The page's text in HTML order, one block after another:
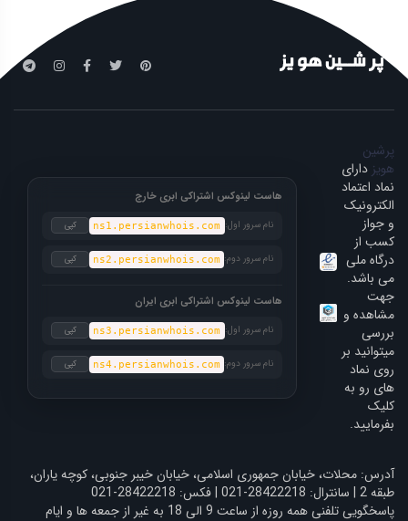
پرشین
هویز دارای
نماد اعتماد
الکترونیک
و جواز
کسب از
درگاه ملی
می باشد.
جهت
مشاهده و
بررسی
میتوانید بر
روی نماد
های رو به
کلیک
بفرمایید.
هاست لینوکس اشتراکی ابری خارج
نام سرور اول: ns1.persianwhois.com کپی
نام سرور دوم: ns2.persianwhois.com کپی
هاست لینوکس اشتراکی ابری ایران
نام سرور اول: ns3.persianwhois.com کپی
نام سرور دوم: ns4.persianwhois.com کپی
آدرس: محلات، خیابان جمهوری اسلامی، خیابان خیبر جنوبی، کوچه یاران،
طبقه 2 | سانترال: 28422218-021 | فکس: 28422218-021
پاسخگویی تلفنی همه روزه از ساعت 9 الی 18 به غیر از جمعه ها و ایام